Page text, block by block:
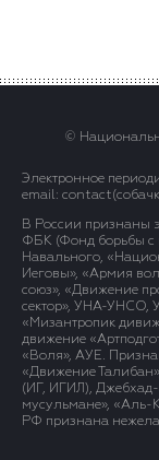
©
Электронное
email:
В России признаны
ФБК (Фонд борьбы с
Навального,
Иеговы», «Армия
союз», «Движение
сектор», УНА-УНСО,
«Мизантропик
движение
«Воля», АУЕ.
«Движение
(ИГ, ИГИЛ),
мусульмане», «Аль-
РФ признана